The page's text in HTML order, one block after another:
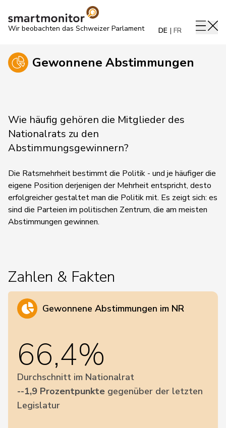
Wir beobachten das Schweizer Parlament DE FR
Gewonnene Abstimmungen
Wie häufig gehören die Mitglieder des
Nationalrats zu den
Abstimmungsgewinnern?
Die Ratsmehrheit bestimmt die Politik - und je häufiger die
eigene Position derjenigen der Mehrheit entspricht, desto
erfolgreicher gestaltet man die Politik mit. Es zeigt sich: es
sind die Parteien im politischen Zentrum, die am meisten
Abstimmungen gewinnen.
Zahlen & Fakten
Gewonnene Abstimmungen im NR
66,4%
Durchschnitt im Nationalrat
--1,9 Prozentpunkte gegenüber der letzten
Legislatur